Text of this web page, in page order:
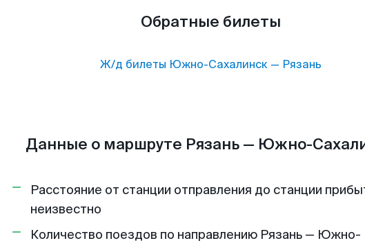
Обратные билеты
Ж/д билеты Южно-Сахалинск— Рязань
Данные о маршруте Рязань — Южно-
Расстояние от станции отправления до станции
неизвестно
Количество поездов по направлению Рязань — Южно-